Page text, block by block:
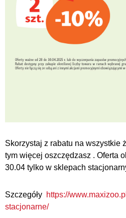
Skorzystaj z rabatu na wszystkie
tym więcej oszczędzasz . Oferta
30.04 tylko w sklepach
Szczegóły https://
stacjonarne/